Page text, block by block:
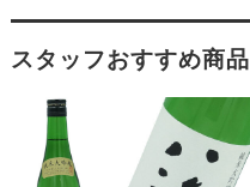
スタッフおすすめ商品